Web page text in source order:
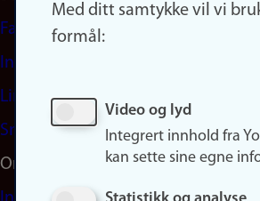
Facebook
Instagram
LinkedIn
Snapchat
Om nettstedet
Med ditt samtykke vil vi
formål:
Video og lyd
Integrert innhold fra
kan sette sine egne